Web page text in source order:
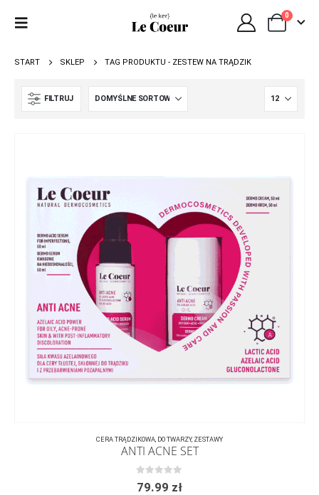
0
START SKLEP TAG PRODUKTU - ZESTEW NA TRĄDZIK
FILTRUJ
CERA TRĄDZIKOWA DO TWARZY, ZESTAWY
ANTI ACNE SET
79.99 zł